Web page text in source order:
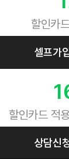
할인카
셀프가
할인카드 적
상담신